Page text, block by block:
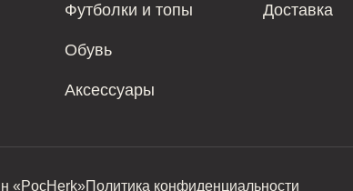
Футболки и топы
Обувь
Аксессуары
Доставка
«PocHerk»Политика конфиденциальности